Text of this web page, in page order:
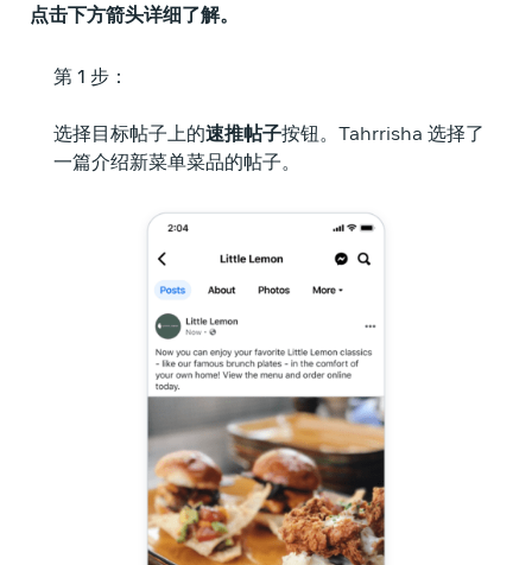
点击下方箭头详细了解。
第 1 步：
选择目标帖子上的速推帖子按钮。Tahrrisha 选择了
一篇介绍新菜单菜品的帖子。